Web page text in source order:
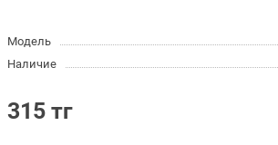
Модель
Наличие
315 тг